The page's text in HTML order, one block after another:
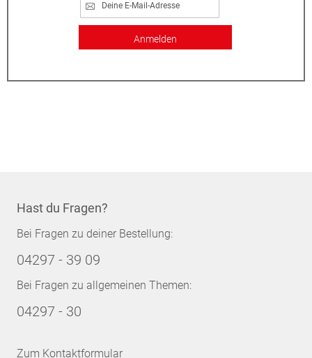
Anmelden
Hast du Fragen?
Bei Fragen zu deiner Bestellung:
04297 - 39 09
Bei Fragen zu allgemeinen Themen:
04297 - 30
Zum Kontaktformular